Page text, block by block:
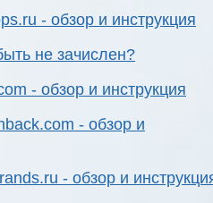
- обзор и инструкция
не зачислен?
- обзор и инструкция
- обзор и
- обзор и